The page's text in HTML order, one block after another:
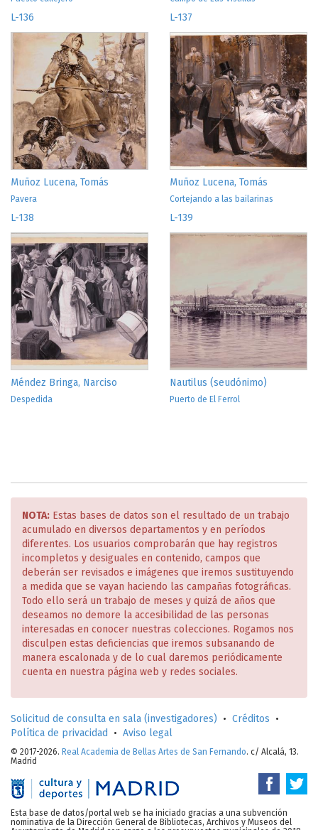
L-136
Muñoz Lucena, Tomás
Pavera
L-137
Muñoz Lucena, Tomás
Cortejando a las bailarinas
L-138
Méndez Bringa, Narciso
Despedida
L-139
Nautilus (seudónimo)
Puerto de El Ferrol
NOTA: Estas bases de datos son el resultado de un trabajo
acumulado en diversos departamentos y en períodos
diferentes. Los usuarios comprobarán que hay registros
incompletos y desiguales en contenido, campos que
deberán ser revisados e imágenes que iremos sustituyendo
a medida que se vayan haciendo las campañas fotográficas.
Todo ello será un trabajo de meses y quizá de años que
deseamos no demore la accesibilidad de las personas
interesadas en conocer nuestras colecciones. Rogamos nos
disculpen estas deficiencias que iremos subsanando de
manera escalonada y de lo cual daremos periódicamente
cuenta en nuestra página web y redes sociales.
Solicitud de consulta en sala (investigadores) • Créditos •
Política de privacidad
• Aviso legal
© 2017-2026. Real Academia de Bellas Artes de San Fernando. c/ Alcalá, 13.
Madrid
Esta base de datos/portal web se ha iniciado gracias a una subvención
nominativa de la Dirección General de Bibliotecas, Archivos y Museos del